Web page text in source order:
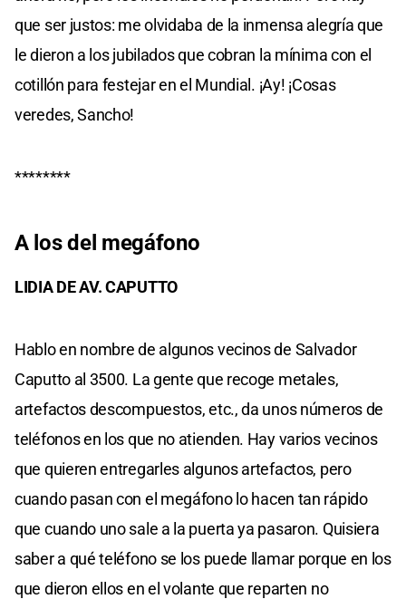
que ser justos: me olvidaba de la inmensa alegría que
le dieron a los jubilados que cobran la mínima con el
cotillón para festejar en el Mundial. ¡Ay! ¡Cosas
veredes, Sancho!
********
A los del megáfono
LIDIA DE AV. CAPUTTO
Hablo en nombre de algunos vecinos de Salvador
Caputto al 3500. La gente que recoge metales,
artefactos descompuestos, etc., da unos números de
teléfonos en los que no atienden. Hay varios vecinos
que quieren entregarles algunos artefactos, pero
cuando pasan con el megáfono lo hacen tan rápido
que cuando uno sale a la puerta ya pasaron. Quisiera
saber a qué teléfono se los puede llamar porque en los
que dieron ellos en el volante que reparten no